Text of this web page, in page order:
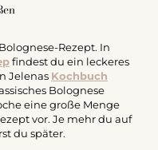
Rezept. In
findest du ein leckeres
Jelenas Kochbuch
Bolognese
eine große Menge
vor. Je mehr du auf
du später.